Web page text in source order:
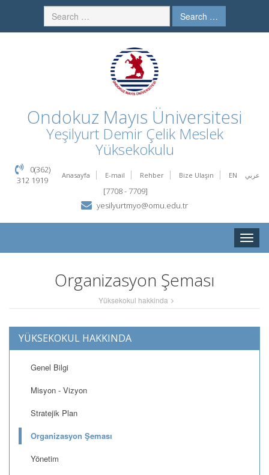
Search …
Ondokuz Mayıs Üniversitesi
Yeşilyurt Demir Çelik Meslek
Yüksekokulu
Anasayfa E-mail Rehber Bize Ulaşın EN عربي
0(362)
312 1919
[7708 - 7709]
yesilyurtmyo@omu.edu.tr
Toggle
Organizasyon Şeması
Yüksekokul hakkinda
YÜKSEKOKUL HAKKINDA
Genel Bilgi
Misyon - Vizyon
Stratejik Plan
Organizasyon Şeması
Yönetim